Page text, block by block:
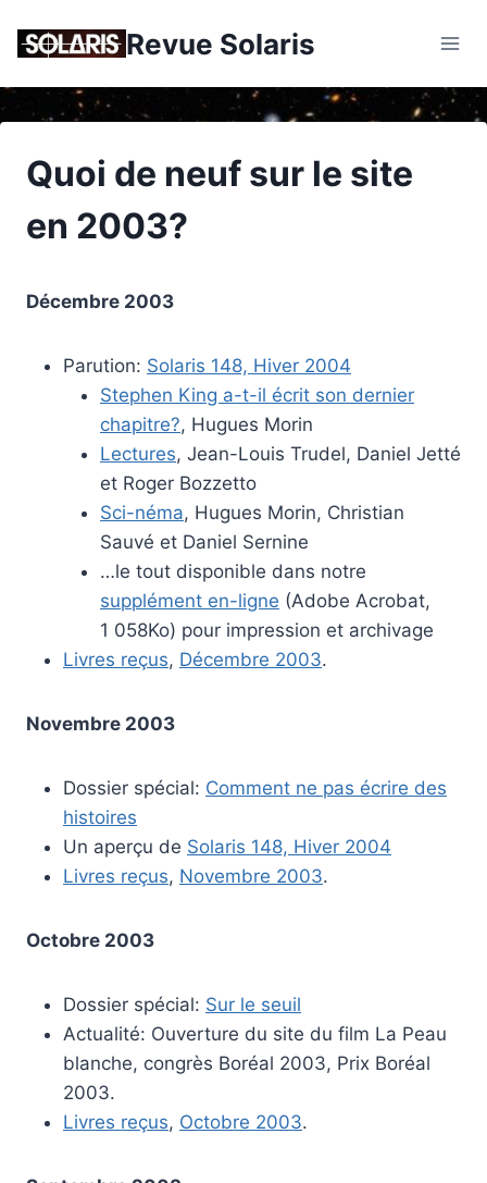
Revue Solaris
Quoi de neuf sur le site
en 2003?
Décembre 2003
Parution: Solaris 148, Hiver 2004
Stephen King a-t-il écrit son dernier
chapitre?, Hugues Morin
Lectures, Jean-Louis Trudel, Daniel Jetté
et Roger Bozzetto
Sci-néma, Hugues Morin, Christian
Sauvé et Daniel Sernine
…le tout disponible dans notre
supplément en-ligne (Adobe Acrobat,
1 058Ko) pour impression et archivage
Livres reçus, Décembre 2003.
Novembre 2003
Dossier spécial: Comment ne pas écrire des
histoires
Un aperçu de Solaris 148, Hiver 2004
Livres reçus, Novembre 2003.
Octobre 2003
Dossier spécial: Sur le seuil
Actualité: Ouverture du site du film La Peau
blanche, congrès Boréal 2003, Prix Boréal
2003.
Livres reçus, Octobre 2003.